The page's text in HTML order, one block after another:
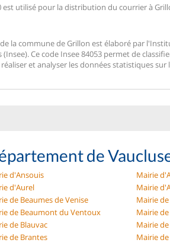
est utilisé pour la distribution du courrier à
de la commune de Grillon est élaboré par
Ce code Insee 84053 permet de
et analyser les données statistiques sur
de
d'Ansouis
Mairie
d'Aurel
Mairie
de Beaumes de Venise
Mairie
de Beaumont du Ventoux
Mairie
de Blauvac
Mairie
de Brantes
Mairie